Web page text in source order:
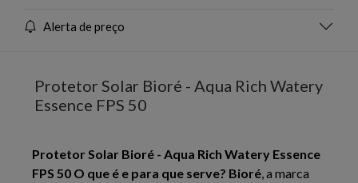
Alerta de preço
Protetor Solar Bioré - Aqua Rich Watery
Essence FPS 50
Protetor Solar Bioré - Aqua Rich Watery Essence
FPS 50 O que é e para que serve? Bioré , a marca